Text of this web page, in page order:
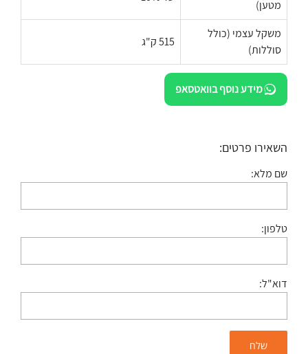
מטען)
משקל עצמי (כולל
סוללות)
515 ק"ג
מידע נוסף בוואטסאפ
השאירו פרטים:
שם מלא:
טלפון:
דוא"ל: